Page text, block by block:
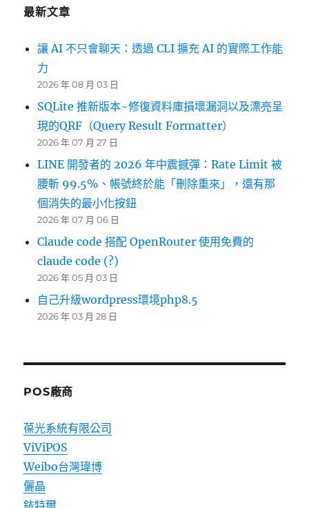
最新文章
讓 AI 不只會聊天：透過 CLI 擴充 AI 的實際工作能
力
2026 年 08 月 03 日
SQLite 推新版本~修復資料庫損壞漏洞以及漂亮呈
現的QRF（Query Result Formatter）
2026 年 07 月 27 日
LINE 開發者的 2026 年中震撼彈：Rate Limit 被
腰斬 99.5%、帳號終於能「刪除重來」，還有那
個消失的最小化按鈕
2026 年 07 月 06 日
Claude code 搭配 OpenRouter 使用免費的
claude code (?)
2026 年 05 月 03 日
自己升級wordpress環境php8.5
2026 年 03 月 28 日
POS廠商
葆光系統有限公司
ViViPOS
Weibo台灣瑋博
儷晶
銥特爾